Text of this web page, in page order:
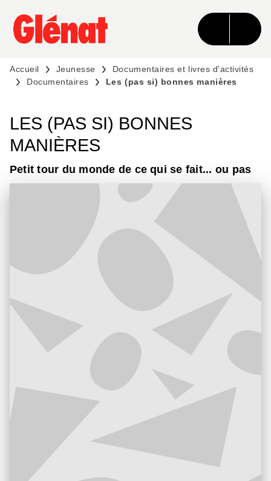
MENU RECHERCHE CONTENU
PIED DE PAGE
Accueil Jeunesse
Documentaires et livres d'activités
Documentaires
Les (pas si) bonnes manières
LES (PAS SI) BONNES
MANIÈRES
Petit tour du monde de ce qui se fait... ou pas